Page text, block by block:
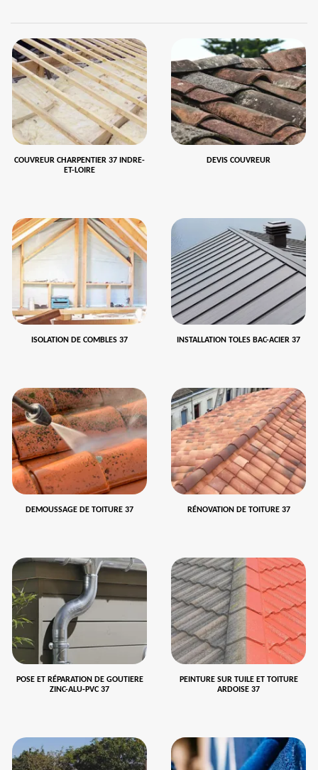
COUVREUR CHARPENTIER 37 INDRE-
ET-LOIRE
DEVIS COUVREUR
ISOLATION DE COMBLES 37 INSTALLATION TOLES BAC-ACIER 37
DEMOUSSAGE DE TOITURE 37 RÉNOVATION DE TOITURE 37
POSE ET RÉPARATION DE GOUTIERE
ZINC-ALU-PVC 37
PEINTURE SUR TUILE ET TOITURE
ARDOISE 37